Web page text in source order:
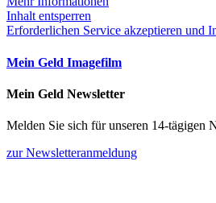
Inhalt entsperren
Erforderlichen Service akzeptieren und
Mein Geld Imagefilm
Mein Geld Newsletter
Melden Sie sich für unseren 14-tägigen
zur Newsletteranmeldung